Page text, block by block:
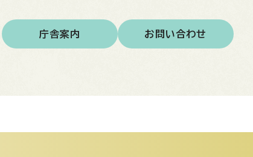
庁舎案内 お問い合わせ